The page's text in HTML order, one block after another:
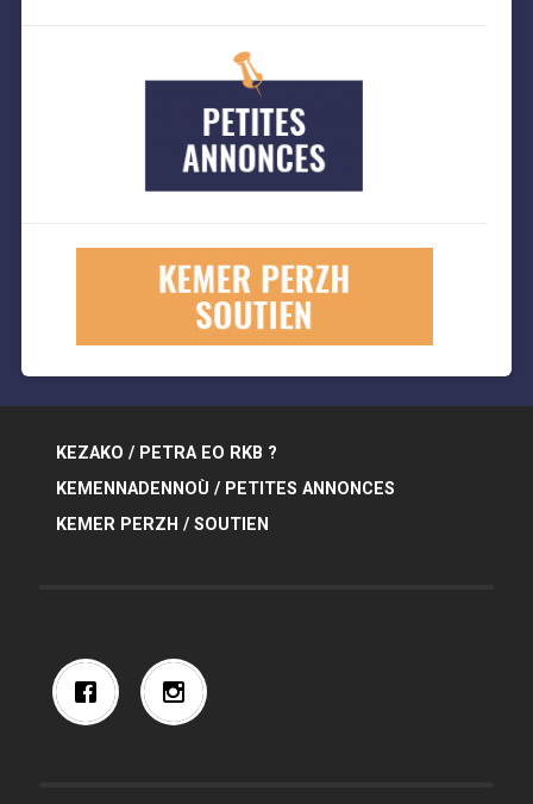
KEZAKO / PETRA EO RKB ?
KEMENNADENNOÙ / PETITES ANNONCES
KEMER PERZH / SOUTIEN